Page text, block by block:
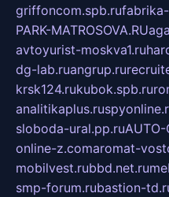
griffoncom.spb.ru
PARK-MATROSOVA.RU
avtoyurist-moskva1.ru
dg-lab.ruangrup.ru
krsk124.rukubok.spb.ru
analitikaplus.ru
sloboda-ural.pp.ruAUTO-
online-z.comaromat-
mobilvest.rubbd.net.ru
smp-forum.rubastion-